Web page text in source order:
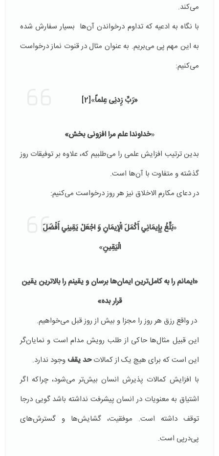
می‌کند.
با نگاه به ادعیه‌ که تداوم درخواندن آن‌ها بسیار سفارش شده
به این مهم پی می‌بریم. به عنوان مثال در قنوت نماز درخواست
می‌کنیم:
«رَبِّ زِدنِی عِلماً»
[2]
«خداوندا علم مرا افزونی بخش»
بدین ترتیب افزایش علمی را می‌طلبیم که، علاوه بر توفیقات روز
گذشته و متفاوت با آن‌ها است.
در دعای مکارم الاخلاق نیز هر روز درخواست می‌کنیم:
«بَلِّغْ بِإِيمَانِي أَكْمَلَ الْإِيمَانِ وَ اجْعَلْ يَقِينِي أَفْضَلَ
الْيَقِينِ»
«ایمانم را به کامل‌ترین ایمان‌ها برسان و یقینم را بالاترین یقین
قرار بده»
در واقع رزق هر روز را مجزا و بیش از روز قبل می‌خواهیم.
این قبیل مثال‌ها حاکی از طلب رویش مدام است و نمایان‌گر
این است که برای هیچ یک از کمالاتحد یقف وجود ندارد.
با افزایش کمالات پذیرش انسان بیش‌تر می‌شود، چراکه اگر
اشتیاق به معنویات در انسان پیشرفت نداشته باشد گویی درجا
توقف داشته است. موفقیت، گشایش‌ها و گسترش‌های
پی‌در‌پی است.